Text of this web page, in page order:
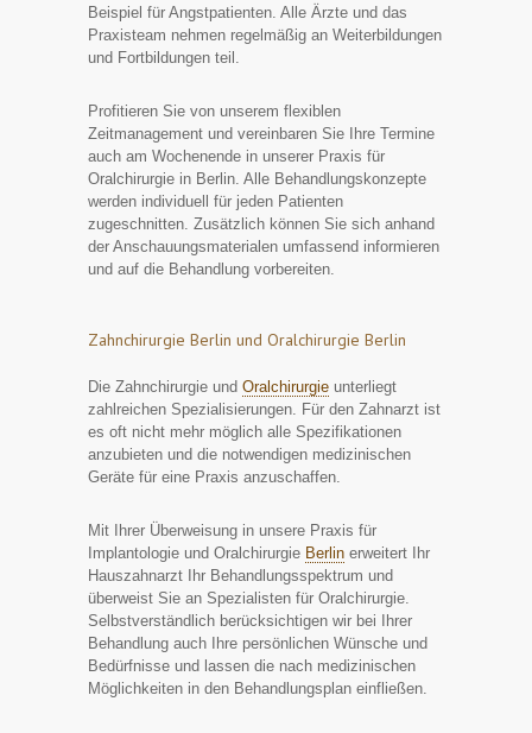
Beispiel für Angstpatienten. Alle Ärzte und das
Praxisteam nehmen regelmäßig an Weiterbildungen
und Fortbildungen teil.
Profitieren Sie von unserem flexiblen
Zeitmanagement und vereinbaren Sie Ihre Termine
auch am Wochenende in unserer Praxis für
Oralchirurgie in Berlin. Alle Behandlungskonzepte
werden individuell für jeden Patienten
zugeschnitten. Zusätzlich können Sie sich anhand
der Anschauungsmaterialen umfassend informieren
und auf die Behandlung vorbereiten.
Zahnchirurgie Berlin und Oralchirurgie Berlin
Die Zahnchirurgie und Oralchirurgie unterliegt
zahlreichen Spezialisierungen. Für den Zahnarzt ist
es oft nicht mehr möglich alle Spezifikationen
anzubieten und die notwendigen medizinischen
Geräte für eine Praxis anzuschaffen.
Mit Ihrer Überweisung in unsere Praxis für
Implantologie und Oralchirurgie Berlin erweitert Ihr
Hauszahnarzt Ihr Behandlungsspektrum und
überweist Sie an Spezialisten für Oralchirurgie.
Selbstverständlich berücksichtigen wir bei Ihrer
Behandlung auch Ihre persönlichen Wünsche und
Bedürfnisse und lassen die nach medizinischen
Möglichkeiten in den Behandlungsplan einfließen.